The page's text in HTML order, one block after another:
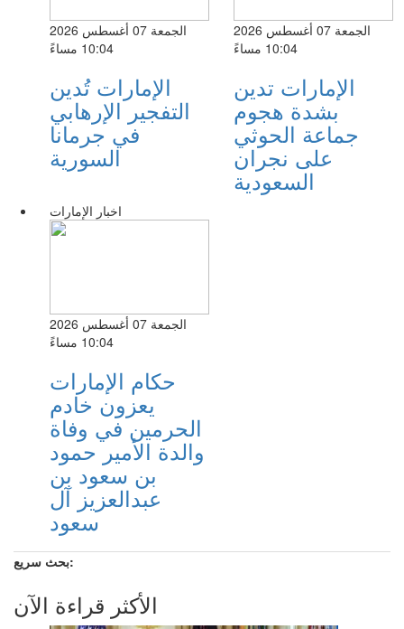
الجمعة 07 أغسطس 2026
10:04 مساءً
الإمارات تُدين
التفجير الإرهابي
في جرمانا
السورية
الجمعة 07 أغسطس 2026
10:04 مساءً
الإمارات تدين
بشدة هجوم
جماعة الحوثي
على نجران
السعودية
اخبار الإمارات
الجمعة 07 أغسطس 2026
10:04 مساءً
حكام الإمارات
يعزون خادم
الحرمين في وفاة
والدة الأمير حمود
بن سعود بن
عبدالعزيز آل
سعود
بحث سريع:
الأكثر قراءة الآن